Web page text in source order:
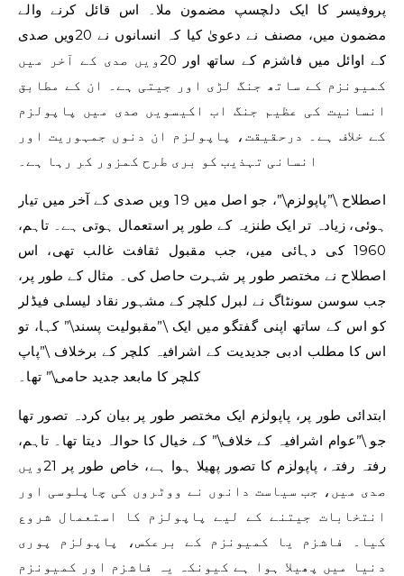
پروفیسر کا ایک دلچسپ مضمون ملا۔ اس قائل کرنے والے
مضمون میں، مصنف نے دعویٰ کیا کہ انسانوں نے 20ویں صدی
کے اوائل میں فاشزم کے ساتھ اور 20ویں صدی کے آخر میں
کمیونزم کے ساتھ جنگ ​​لڑی اور جیتی ہے۔ ان کے مطابق
انسانیت کی عظیم جنگ اب اکیسویں صدی میں پاپولزم
کے خلاف ہے۔ درحقیقت، پاپولزم ان دنوں جمہوریت اور
انسانی تہذیب کو بری طرح کمزور کر رہا ہے۔
اصطلاح \”پاپولزم\”، جو اصل میں 19 ویں صدی کے آخر میں تیار
ہوئی، زیادہ تر ایک طنزیہ کے طور پر استعمال ہوتی ہے۔ تاہم،
1960 کی دہائی میں، جب مقبول ثقافت غالب تھی، اس
اصطلاح نے مختصر طور پر شہرت حاصل کی۔ مثال کے طور پر،
جب سوسن سونٹاگ نے لبرل کلچر کے مشہور نقاد لیسلی فیڈلر
کو اس کے ساتھ اپنی گفتگو میں ایک \”مقبولیت پسند\” کہا، تو
اس کا مطلب ادبی جدیدیت کے اشرافیہ کلچر کے برخلاف \”پاپ
کلچر کا مابعد جدید حامی\” تھا۔
ابتدائی طور پر، پاپولزم ایک مختصر طور پر بیان کردہ تصور تھا
جو \”عوام اشرافیہ کے خلاف\” کے خیال کا حوالہ دیتا تھا۔ تاہم،
رفتہ رفتہ، پاپولزم کا تصور پھیلا ہوا ہے، خاص طور پر 21ویں
صدی میں، جب سیاست دانوں نے ووٹروں کی چاپلوسی اور
انتخابات جیتنے کے لیے پاپولزم کا استعمال شروع
کیا۔ فاشزم یا کمیونزم کے برعکس، پاپولزم پوری
دنیا میں پھیلا ہوا ہے کیونکہ یہ فاشزم اور کمیونزم